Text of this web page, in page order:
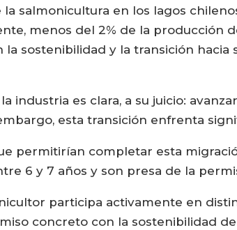
la salmonicultura en los lagos
menos del 2% de la producción
la sostenibilidad y la transición
industria es clara, a su juicio:
esta transición enfrenta
permitirían completar esta
6 y 7 años y son presa de la
participa activamente en
concreto con la sostenibilidad